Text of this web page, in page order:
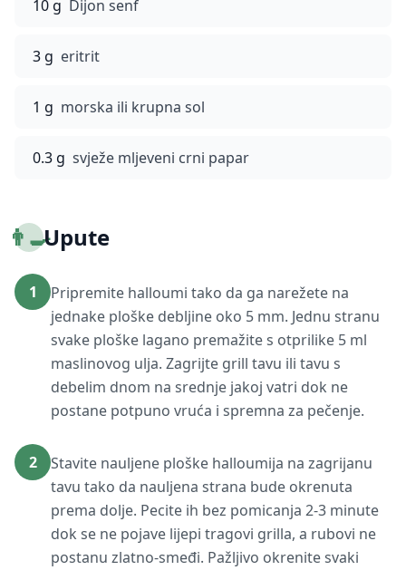
10 g Dijon senf
3 g eritrit
1 g morska ili krupna sol
0.3 g svježe mljeveni crni papar
👨‍🍳Upute
1
Pripremite halloumi tako da ga narežete na
jednake ploške debljine oko 5 mm. Jednu stranu
svake ploške lagano premažite s otprilike 5 ml
maslinovog ulja. Zagrijte grill tavu ili tavu s
debelim dnom na srednje jakoj vatri dok ne
postane potpuno vruća i spremna za pečenje.
2
Stavite nauljene ploške halloumija na zagrijanu
tavu tako da nauljena strana bude okrenuta
prema dolje. Pecite ih bez pomicanja 2-3 minute
dok se ne pojave lijepi tragovi grilla, a rubovi ne
postanu zlatno-smeđi. Pažljivo okrenite svaki